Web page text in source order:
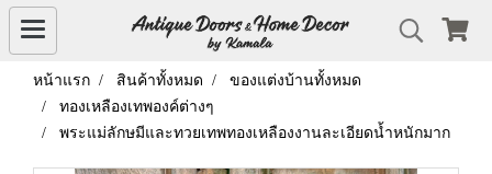
หน้าแรก สินค้าทั้งหมด
ของแต่งบ้านทั้งหมด
ทองเหลืองเทพองค์ต่างๆ
พระแม่ลักษมีและทวยเทพทองเหลืองงานละเอียดน้ำหนักมาก